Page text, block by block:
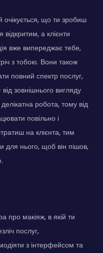
очікується, що ти зробиш
а клієнти
вже випереджає тебе,
з тобою. Вони також
повний спектр послуг,
зовнішнього вигляду
робота, тому від
повільно і
на клієнта, тим
нього, щоб він пішов,
про макіяж, в якій ти
послуг,
з інтерфейсом та